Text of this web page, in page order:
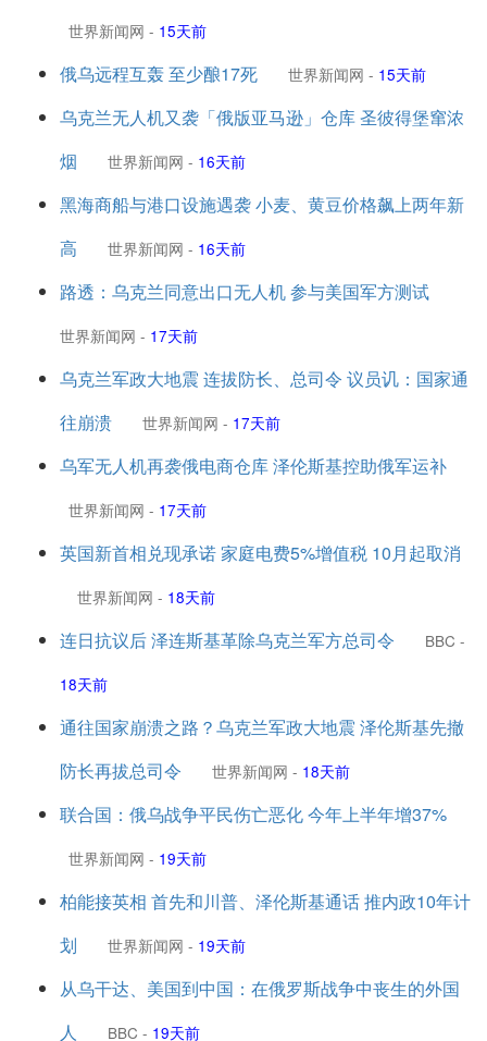
世界新闻网 - 15天前
俄乌远程互轰 至少酿17死 世界新闻网 - 15天前
乌克兰无人机又袭「俄版亚马逊」仓库 圣彼得堡窜浓
烟
世界新闻网 - 16天前
黑海商船与港口设施遇袭 小麦、黄豆价格飙上两年新
高
世界新闻网 - 16天前
路透：乌克兰同意出口无人机 参与美国军方测试
世界新闻网 - 17天前
乌克兰军政大地震 连拔防长、总司令 议员讥：国家通
往崩溃
世界新闻网 - 17天前
乌军无人机再袭俄电商仓库 泽伦斯基控助俄军运补
世界新闻网 - 17天前
英国新首相兑现承诺 家庭电费5%增值税 10月起取消
世界新闻网 - 18天前
连日抗议后 泽连斯基革除乌克兰军方总司令 BBC -
18天前
通往国家崩溃之路？乌克兰军政大地震 泽伦斯基先撤
防长再拔总司令
世界新闻网 - 18天前
联合国：俄乌战争平民伤亡恶化 今年上半年增37%
世界新闻网 - 19天前
柏能接英相 首先和川普、泽伦斯基通话 推内政10年计
划
世界新闻网 - 19天前
从乌干达、美国到中国：在俄罗斯战争中丧生的外国
人
BBC - 19天前